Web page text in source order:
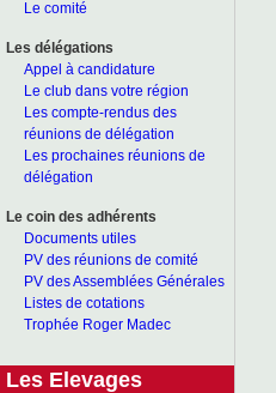
Le comité
Les délégations
Appel à candidature
Le club dans votre région
Les compte-rendus des
réunions de délégation
Les prochaines réunions de
délégation
Le coin des adhérents
Documents utiles
PV des réunions de comité
PV des Assemblées Générales
Listes de cotations
Trophée Roger Madec
Les Elevages